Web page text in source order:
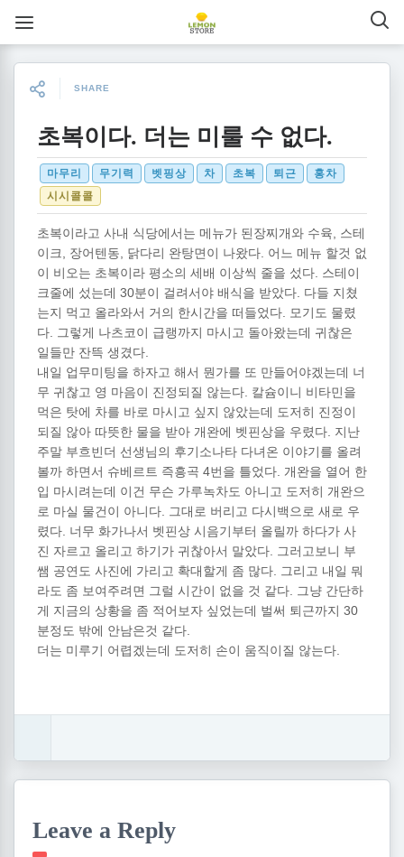
SHARE
초복이다. 더는 미룰 수 없다.
마무리 무기력 벳핑상 차 초복 퇴근
홍차
시시콜콜
초복이라고 사내 식당에서는 메뉴가 된장찌개와 수육, 스테
이크, 장어텐동, 닭다리 완탕면이 나왔다. 어느 메뉴 할것 없
이 비오는 초복이라 평소의 세배 이상씩 줄을 섰다. 스테이
크줄에 섰는데 30분이 걸려서야 배식을 받았다. 다들 지쳤
는지 먹고 올라와서 거의 한시간을 떠들었다. 모기도 물렸
다. 그렇게 나츠코이 급랭까지 마시고 돌아왔는데 귀찮은
일들만 잔뜩 생겼다.
내일 업무미팅을 하자고 해서 뭔가를 또 만들어야겠는데 너
무 귀찮고 영 마음이 진정되질 않는다. 칼슘이니 비타민을
먹은 탓에 차를 바로 마시고 싶지 않았는데 도저히 진정이
되질 않아 따뜻한 물을 받아 개완에 벳핀상을 우렸다. 지난
주말 부흐빈더 선생님의 후기소나타 다녀온 이야기를 올려
볼까 하면서 슈베르트 즉흥곡 4번을 틀었다. 개완을 열어 한
입 마시려는데 이건 무슨 가루녹차도 아니고 도저히 개완으
로 마실 물건이 아니다. 그대로 버리고 다시백으로 새로 우
렸다. 너무 화가나서 벳핀상 시음기부터 올릴까 하다가 사
진 자르고 올리고 하기가 귀찮아서 말았다. 그러고보니 부
쌤 공연도 사진에 가리고 확대할게 좀 많다. 그리고 내일 뭐
라도 좀 보여주려면 그럴 시간이 없을 것 같다. 그냥 간단하
게 지금의 상황을 좀 적어보자 싶었는데 벌써 퇴근까지 30
분정도 밖에 안남은것 같다.
더는 미루기 어렵겠는데 도저히 손이 움직이질 않는다.
Leave a Reply